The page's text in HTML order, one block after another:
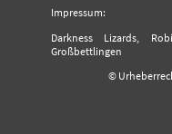
Impressum:
Darkness Lizards,
Großbettlingen
©